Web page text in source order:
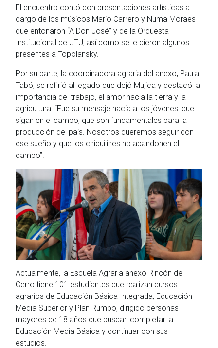
El encuentro contó con presentaciones artísticas a
cargo de los músicos Mario Carrero y Numa Moraes
que entonaron “A Don José” y de la Orquesta
Institucional de UTU, así como se le dieron algunos
presentes a Topolansky.
Por su parte, la coordinadora agraria del anexo, Paula
Tabó, se refirió al legado que dejó Mujica y destacó la
importancia del trabajo, el amor hacia la tierra y la
agricultura: “Fue su mensaje hacia a los jóvenes: que
sigan en el campo, que son fundamentales para la
producción del país. Nosotros queremos seguir con
ese sueño y que los chiquilines no abandonen el
campo”.
Actualmente, la Escuela Agraria anexo Rincón del
Cerro tiene 101 estudiantes que realizan cursos
agrarios de Educación Básica Integrada, Educación
Media Superior y Plan Rumbo, dirigido personas
mayores de 18 años que buscan completar la
Educación Media Básica y continuar con sus
estudios.